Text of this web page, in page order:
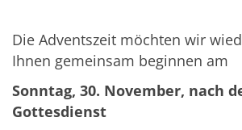
Die Adventszeit möchten wir
Ihnen gemeinsam beginnen am
Sonntag, 30. November, nach
Gottesdienst